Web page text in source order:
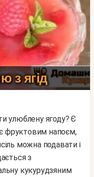
з ягід
є фруктовим напоєм,
можна подавати і
з
кукурудзяним